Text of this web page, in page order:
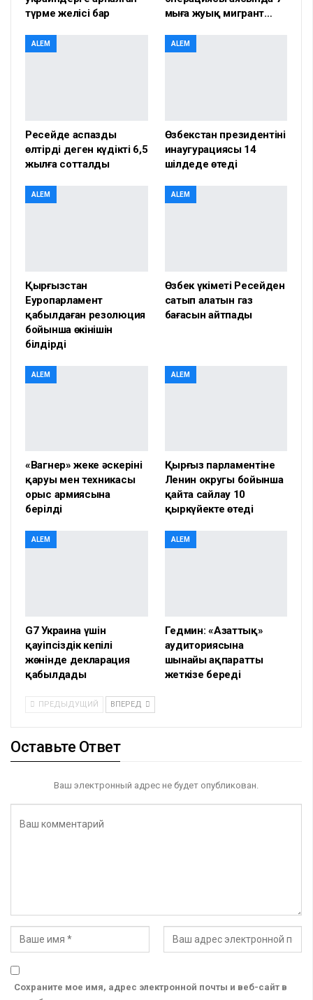
түрме желісі бар
мыңға жуық мигрант…
ALEM
Ресейде аспазды
өлтірді деген күдікті 6,5
жылға сотталды
ALEM
Өзбекстан президентінің
инаугурациясы 14
шілдеде өтеді
ALEM
Қырғызстан
Еуропарламент
қабылдаған резолюция
бойынша өкінішін
білдірді
ALEM
Өзбек үкіметі Ресейден
сатып алатын газ
бағасын айтпады
ALEM
«Вагнер» жеке әскерінің
қаруы мен техникасы
орыс армиясына
берілді
ALEM
Қырғыз парламентіне
Ленин округы бойынша
қайта сайлау 10
қыркүйекте өтеді
ALEM
G7 Украина үшін
қауіпсіздік кепілі
жөнінде декларация
қабылдады
ALEM
Гедмин: «Азаттық»
аудиториясына
шынайы ақпаратты
жеткізе береді
ПРЕДЫДУЩИЙ ВПЕРЕД
Оставьте Ответ
Ваш электронный адрес не будет опубликован.
Сохраните мое имя, адрес электронной почты и веб-сайт в